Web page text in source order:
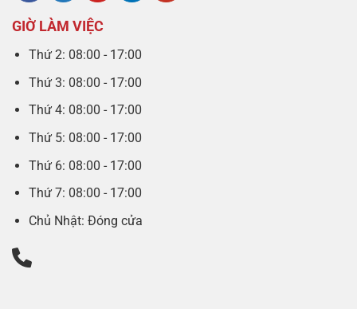
GIỜ LÀM VIỆC
Thứ 2: 08:00 - 17:00
Thứ 3: 08:00 - 17:00
Thứ 4: 08:00 - 17:00
Thứ 5: 08:00 - 17:00
Thứ 6: 08:00 - 17:00
Thứ 7: 08:00 - 17:00
Chủ Nhật: Đóng cửa